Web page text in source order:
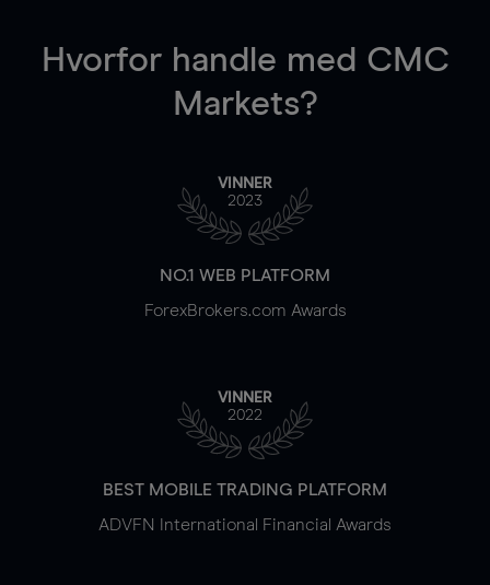
Hvorfor handle med CMC
Markets?
VINNER
2023
NO.1 WEB PLATFORM
ForexBrokers.com Awards
VINNER
2022
BEST MOBILE TRADING PLATFORM
ADVFN International Financial Awards